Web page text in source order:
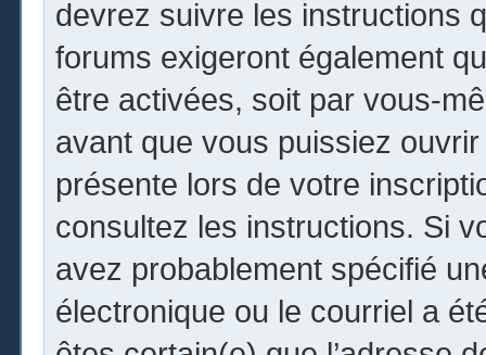
devrez suivre les instructions
forums exigeront également
être activées, soit par vous-
avant que vous puissiez
présente lors de votre
consultez les instructions. Si
avez probablement spécifié
électronique ou le courriel a